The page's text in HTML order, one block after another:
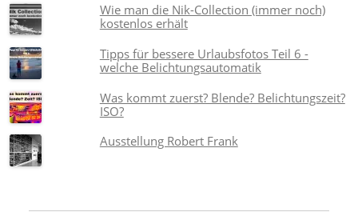
Wie man die Nik-Collection (immer noch)
kostenlos erhält
Tipps für bessere Urlaubsfotos Teil 6 -
welche Belichtungsautomatik
Was kommt zuerst? Blende? Belichtungszeit?
ISO?
Ausstellung Robert Frank